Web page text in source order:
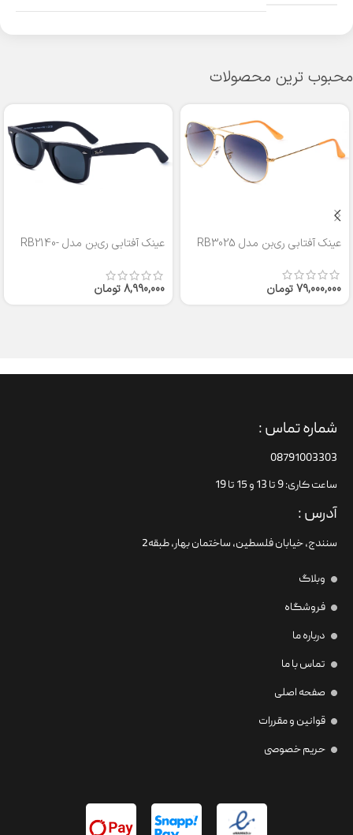
محبوب ترین محصولات
عینک آفتابی ری‌بن مدل RB3025
79,000,000تومان
عینک آفتابی ری‌بن مدل RB2140-
8,990,000تومان
شماره تماس :
08791003303
ساعت کاری: 9 تا 13 و 15 تا 19
آدرس :
سنندج، خیابان فلسطین،‌ ساختمان بهار، طبقه2
وبلاگ
فروشگاه
درباره ما
تماس با ما
صفحه اصلی
قوانین و مقررات
حریم خصوصی